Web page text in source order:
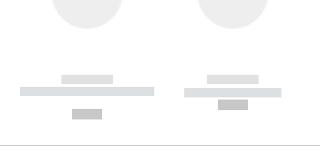
------------
----------- ----------- --------
------------
----------- -----------